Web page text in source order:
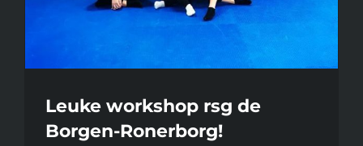
Leuke workshop rsg de
Borgen-Ronerborg!